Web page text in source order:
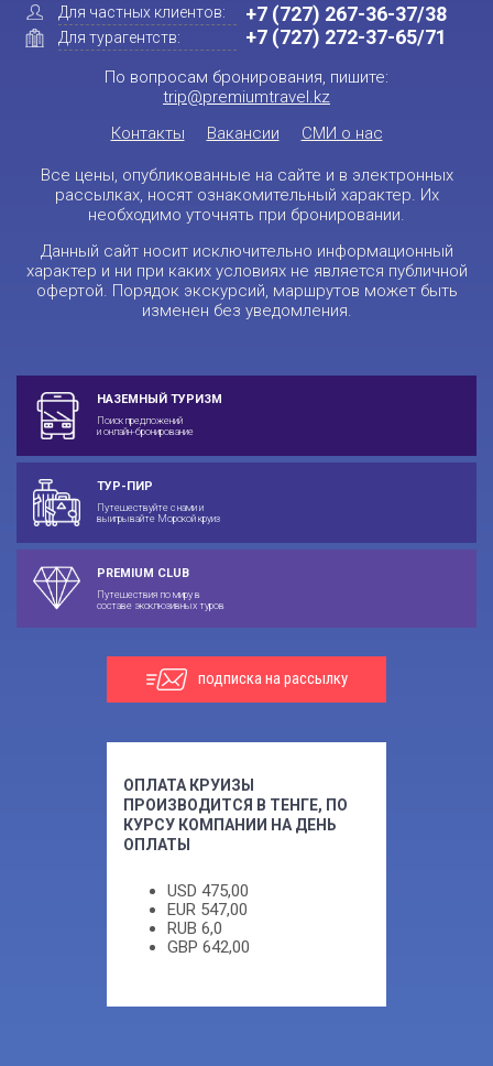
Для частных клиентов:
Для турагентств:
+7 (727) 267-36-37/38
+7 (727) 272-37-65/71
По вопросам бронирования, пишите:
trip@premiumtravel.kz
Контакты
Вакансии СМИ о нас
Все цены, опубликованные на сайте и в электронных
рассылках, носят ознакомительный характер. Их
необходимо уточнять при бронировании.
Данный сайт носит исключительно информационный
характер и ни при каких условиях не является публичной
офертой. Порядок экскурсий, маршрутов может быть
изменен без уведомления.
НАЗЕМНЫЙ ТУРИЗМ
Поиск предложений
и онлайн-бронирование
ТУР-ПИР
Путешествуйте с нами и
выигрывайте Морской круиз
PREMIUM CLUB
Путешествия по миру в
составе эксклюзивных туров
подписка на рассылку
ОПЛАТА КРУИЗЫ
ПРОИЗВОДИТСЯ В ТЕНГЕ, ПО
КУРСУ КОМПАНИИ НА ДЕНЬ
ОПЛАТЫ
USD 475,00
EUR 547,00
RUB 6,0
GBP 642,00